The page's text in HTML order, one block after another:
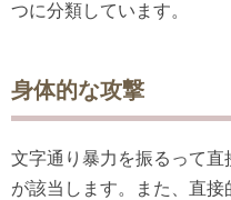
つに分類しています。
身体的な攻撃
文字通り暴力を振るって直
が該当します。また、直